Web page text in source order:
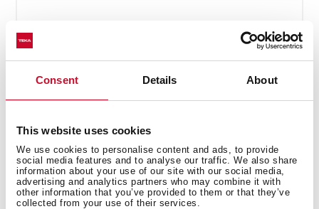
Consent Details About
This website uses cookies
We use cookies to personalise content and ads, to provide
social media features and to analyse our traffic. We also share
information about your use of our site with our social media,
advertising and analytics partners who may combine it with
other information that you’ve provided to them or that they’ve
collected from your use of their services.
De lunes a viernes, de
09:00 a 18:00 horas
Solicitar
reparación
Hablar con
un agente
Consultar
otras dudas